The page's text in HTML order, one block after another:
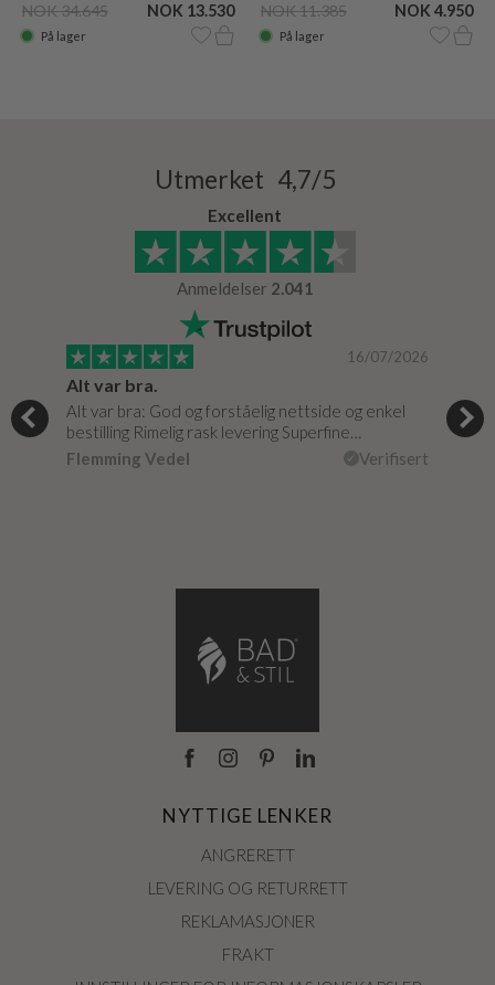
NOK 34.645 NOK 13.530
På lager
NOK 11.385 NOK 4.950
På lager
Utmerket 4,7/5
Excellent
Anmeldelser 2.041
16/07/2026
Alt var bra.
Alt var bra: God og forståelig nettside og enkel
bestilling Rimelig rask levering Superfine…
Flemming Vedel
Verifisert
Jeg
fikk
NYTTIGE LENKER
ANGRERETT
LEVERING OG RETURRETT
REKLAMASJONER
FRAKT